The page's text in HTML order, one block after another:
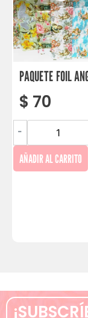
PAQUETE FOIL
$ 70
-
AÑADIR AL CARRITO